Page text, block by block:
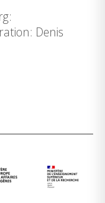
Denis